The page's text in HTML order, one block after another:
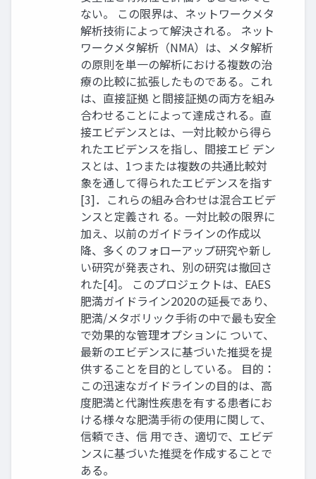
ない。 この限界は、ネットワークメタ
解析技術によって解決される。 ネット
ワークメタ解析（NMA）は、メタ解析
の原則を単一の解析における複数の治
療の比較に拡張したものである。これ
は、直接証拠 と間接証拠の両方を組み
合わせることによって達成される。直
接エビデンスとは、一対比較から得ら
れたエビデンスを指し、間接エビ デン
スとは、1つまたは複数の共通比較対
象を通して得られたエビデンスを指す
[3]．これらの組み合わせは混合エビデ
ンスと定義され る。一対比較の限界に
加え、以前のガイドラインの作成以
降、多くのフォローアップ研究や新し
い研究が発表され、別の研究は撤回さ
れた[4]。 このプロジェクトは、EAES
肥満ガイドライン2020の延長であり、
肥満/メタボリック手術の中で最も安全
で効果的な管理オプションに ついて、
最新のエビデンスに基づいた推奨を提
供することを目的としている。 目的：
この迅速なガイドラインの目的は、高
度肥満と代謝性疾患を有する患者にお
ける様々な肥満手術の使用に関して、
信頼でき、信 用でき、適切で、エビデ
ンスに基づいた推奨を作成することで
ある。